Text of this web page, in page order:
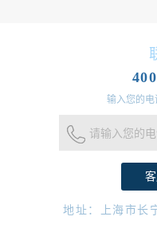
输入您的
请输入您的
地址：上海市长